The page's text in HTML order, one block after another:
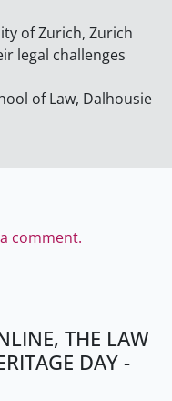
of Zurich, Zurich
legal challenges
of Law, Dalhousie
comment.
THE LAW
DAY -